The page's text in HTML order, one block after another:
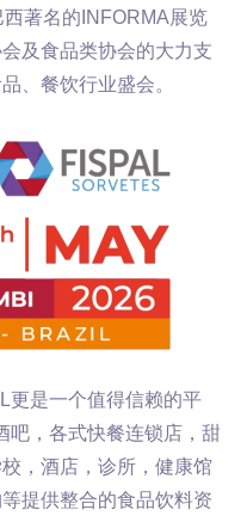
著名的INFORMA展览
及食品类协会的大力支
、餐饮行业盛会。
更是一个值得信赖的平
吧，各式快餐连锁店，甜
，酒店，诊所，健康馆
提供整合的食品饮料资